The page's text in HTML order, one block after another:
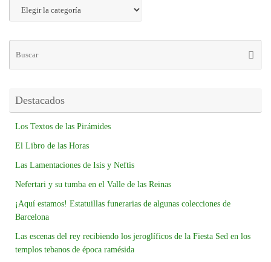
Destacados
Los Textos de las Pirámides
El Libro de las Horas
Las Lamentaciones de Isis y Neftis
Nefertari y su tumba en el Valle de las Reinas
¡Aquí estamos! Estatuillas funerarias de algunas colecciones de
Barcelona
Las escenas del rey recibiendo los jeroglíficos de la Fiesta Sed en los
templos tebanos de época ramésida